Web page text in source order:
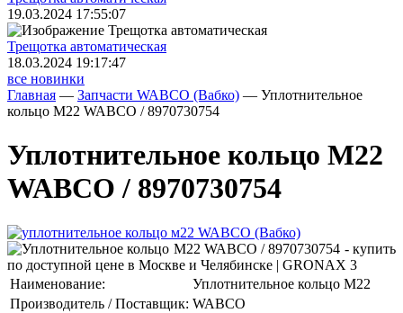
19.03.2024 17:55:07
Трещoтка автоматическая
18.03.2024 19:17:47
все новинки
Главная — Запчасти WABCO (Вабко) — Уплотнительное
кольцо М22 WABCO / 8970730754
Уплотнительное кольцо М22
WABCO / 8970730754
Наименование:
Уплотнительное кольцо М22
Производитель / Поставщик: WABCO